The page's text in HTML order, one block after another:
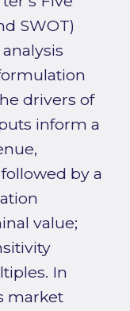
SWOT)
drivers of
inform a
by a
value;
In
market